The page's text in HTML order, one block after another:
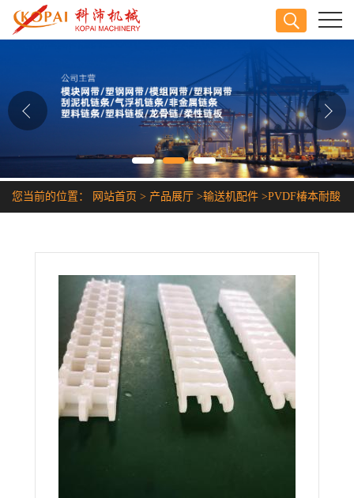
公司介绍
公司动态
证书荣誉
您当前的位置： 网站首页 > 产品展厅 >输送机配件 >PVDF椿本耐酸